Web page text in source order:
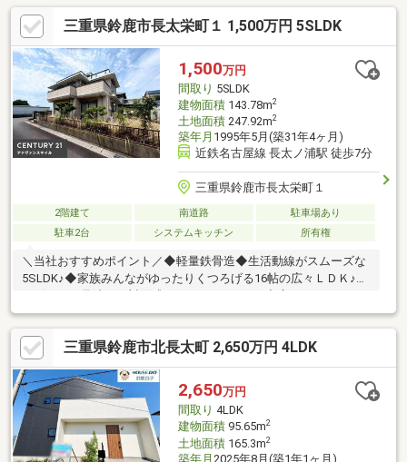
浴室１坪以上、南面バルコニー、温水洗浄便座、南庭、浴室に
窓、通風良好、ウォークインクローゼット、全居室６畳以上、Ｉ
Ｈクッキングヒーター、シューズインクローク、食器洗乾燥機、
隣家との間隔が大きい、オール電化
三重県鈴鹿市長太栄町１ 1,500万円 5SLDK
1,500万円
間取り 5SLDK
建物面積143.78m2
土地面積247.92m2
築年月 1995年5月(築31年4ヶ月)
近鉄名古屋線 長太ノ浦駅 徒歩7分
三重県鈴鹿市長太栄町１
2階建て 南道路
駐車場あり
駐車2台
システムキッチン 所有権
＼当社おすすめポイント／◆軽量鉄骨造◆生活動線がスムーズな
5SLDK♪◆家族みんながゆったりくつろげる16帖の広々ＬＤＫ♪◆
コニー♪◆庭付き♪
三重県鈴鹿市北長太町 2,650万円 4LDK
2,650万円
間取り 4LDK
建物面積95.65m2
土地面積165.3m2
築年月 2025年8月(築1年1ヶ月)